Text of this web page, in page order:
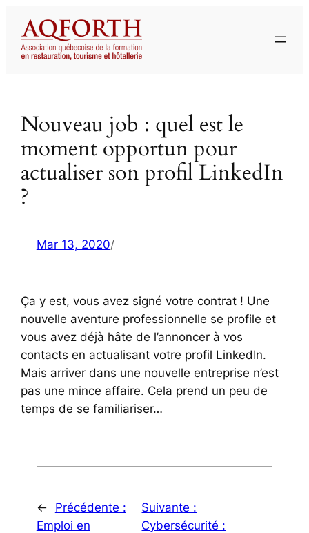
contenu
Nouveau job : quel est le
moment opportun pour
actualiser son profil LinkedIn
?
Mar 13, 2020/
Ça y est, vous avez signé votre contrat ! Une
nouvelle aventure professionnelle se profile et
vous avez déjà hâte de l’annoncer à vos
contacts en actualisant votre profil LinkedIn.
Mais arriver dans une nouvelle entreprise n’est
pas une mince affaire. Cela prend un peu de
temps de se familiariser…
←
Précédente :
Emploi en
Suivante :
Cybersécurité :